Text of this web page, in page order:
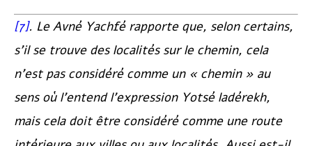
[7]. LeAvné Yachférapporte que, selon certains,
s’il se trouve des localités sur le chemin, cela
n’est pas considéré comme un « chemin » au
sens où l’entend l’expression Yotsé ladérekh,
mais cela doit être considéré comme une route